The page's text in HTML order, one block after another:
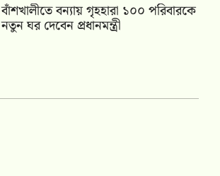
বাঁশখালীতে বন্যায় গৃহহারা ১০০ পরিবারকে
নতুন ঘর দেবেন প্রধানমন্ত্রী